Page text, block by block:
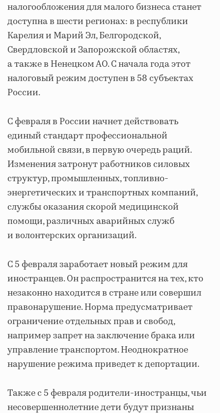
налогообложения для малого бизнеса станет
доступна в шести регионах: в республики
Карелия и Марий Эл, Белгородской,
Свердловской и Запорожской областях,
а также в Ненецком АО. С начала года этот
налоговый режим доступен в 58 субъектах
России.
С февраля в России начнет действовать
единый стандарт профессиональной
мобильной связи, в первую очередь раций.
Изменения затронут работников силовых
структур, промышленных, топливно-
энергетических и транспортных компаний,
службы оказания скорой медицинской
помощи, различных аварийных служб
и волонтерских организаций.
С 5 февраля заработает новый режим для
иностранцев. Он распространится на тех, кто
незаконно находится в стране или совершил
правонарушение. Норма предусматривает
ограничение отдельных прав и свобод,
например запрет на заключение брака или
управление транспортом. Неоднократное
нарушение режима приведет к депортации.
Также с 5 февраля родители-иностранцы, чьи
несовершеннолетние дети будут признаны